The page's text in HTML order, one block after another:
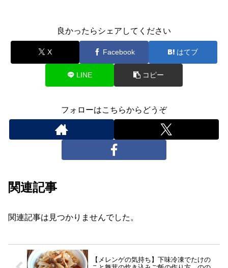
良かったらシェアしてください
X Facebook はてブ
LINE コピー
フォローはこちらからどうぞ
関連記事
関連記事は見つかりませんでした。
【メレンゲの気持ち】下味冷凍でたけの